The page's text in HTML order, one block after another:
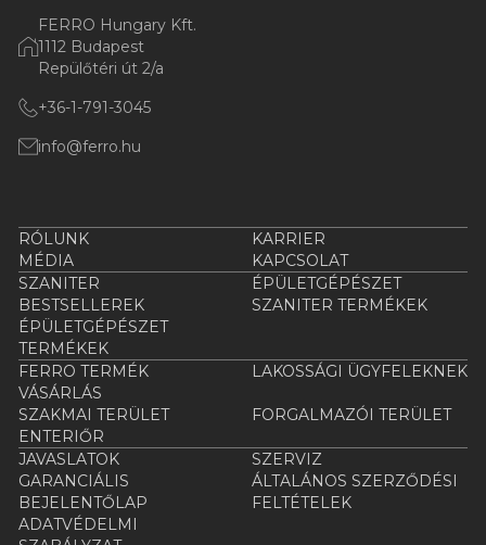
FERRO Hungary Kft.
1112 Budapest
Repülőtéri út 2/a
+36-1-791-3045
info@ferro.hu
RÓLUNK
KARRIER
MÉDIA
KAPCSOLAT
SZANITER
ÉPÜLETGÉPÉSZET
BESTSELLEREK
SZANITER TERMÉKEK
ÉPÜLETGÉPÉSZET
TERMÉKEK
FERRO TERMÉK
VÁSÁRLÁS
LAKOSSÁGI ÜGYFELEKNEK
SZAKMAI TERÜLET
FORGALMAZÓI TERÜLET
ENTERIŐR
JAVASLATOK
SZERVIZ
GARANCIÁLIS
BEJELENTŐLAP
ÁLTALÁNOS SZERZŐDÉSI
FELTÉTELEK
ADATVÉDELMI